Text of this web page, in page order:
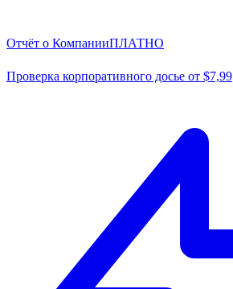
Отчёт о КомпанииПЛАТНО
Проверка корпоративного досье от $7,99